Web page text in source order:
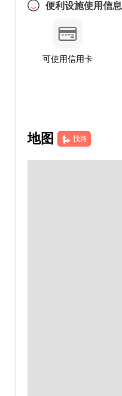
便利设施使用信息
可使用信用卡
地图 找路